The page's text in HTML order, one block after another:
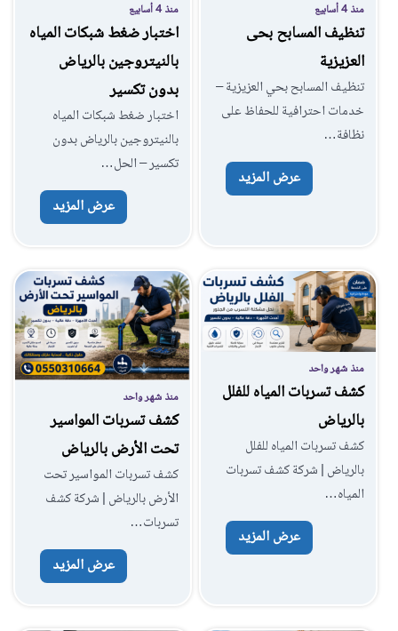
منذ 4 أسابيع
تنظيف المسابح بحى
العزيزية
تنظيف المسابح بحي العزيزية –
خدمات احترافية للحفاظ على
نظافة…
عرض المزيد
منذ 4 أسابيع
اختبار ضغط شبكات المياه
بالنيتروجين بالرياض
بدون تكسير
اختبار ضغط شبكات المياه
بالنيتروجين بالرياض بدون
تكسير – الحل…
عرض المزيد
منذ شهر واحد
كشف تسربات المياه للفلل
بالرياض
كشف تسربات المياه للفلل
بالرياض | شركة كشف تسربات
المياه…
عرض المزيد
منذ شهر واحد
كشف تسربات المواسير
تحت الأرض بالرياض
كشف تسربات المواسير تحت
الأرض بالرياض | شركة كشف
تسربات…
عرض المزيد